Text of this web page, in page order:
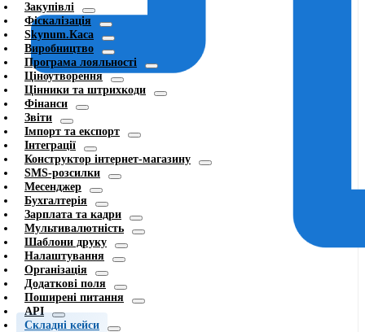
Закупівлі
Фіскалізація
Skynum.Каса
Виробництво
Програма лояльності
Ціноутворення
Цінники та штрихкоди
Фінанси
Звіти
Імпорт та експорт
Інтеграції
Конструктор інтернет-магазину
SMS-розсилки
Месенджер
Бухгалтерія
Зарплата та кадри
Мультивалютність
Шаблони друку
Налаштування
Організація
Додаткові поля
Поширені питання
API
Складні кейси